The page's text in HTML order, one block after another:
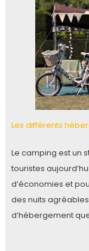
Les différents
Le camping est un
touristes
d’économies et
des nuits
d’hébergement